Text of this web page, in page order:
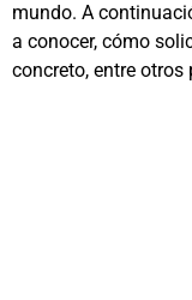
mundo. A
a conocer, cómo
concreto, entre otros